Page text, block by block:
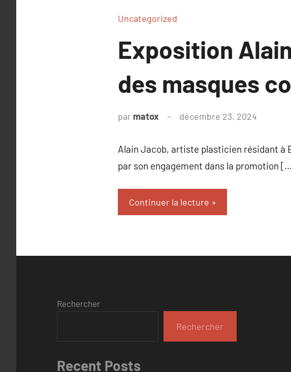
Uncategorized
Exposition
des masques
par matox décembre 23, 2024
Alain Jacob, artiste plasticien résidant à
par son engagement dans la promotion
Continuer la lecture
Rechercher
Rechercher
Recent Posts